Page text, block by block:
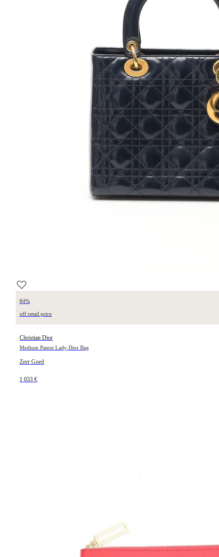
84%
off retail price
Christian Dior
Medium Patent Lady Dior Bag
Zeer Goed
1 033 €